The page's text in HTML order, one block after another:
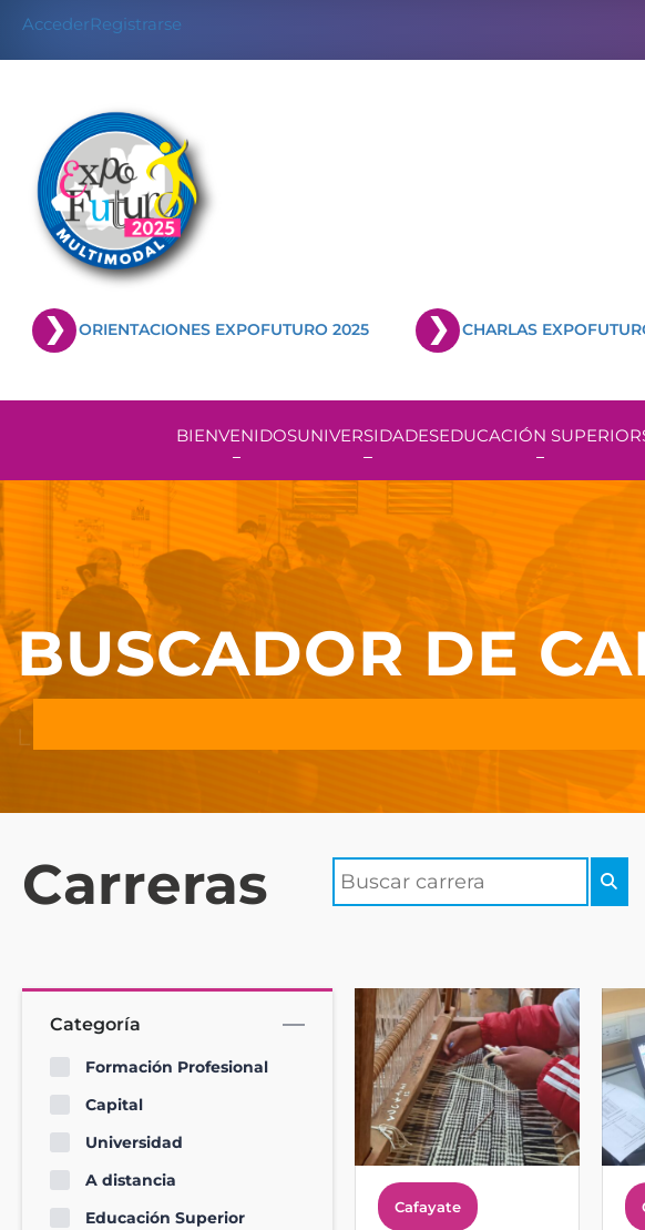
content
AccederRegistrarse
ORIENTACIONES EXPOFUTURO 2025 CHARLAS
BIENVENIDOSUNIVERSIDADESEDUCACIÓN SUPERIOR
BUSCADOR DE
Carreras
Categoría
Formación Profesional
Capital
Universidad
A distancia
Educación Superior
Cafayate